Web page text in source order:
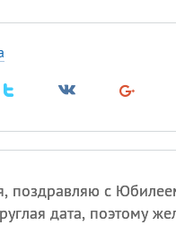
поздравляю с
дата, поэтому
Посмотреть